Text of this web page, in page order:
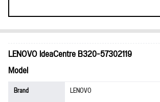
LENOVO IdeaCentre B320-57302119
Model
Brand
LENOVO